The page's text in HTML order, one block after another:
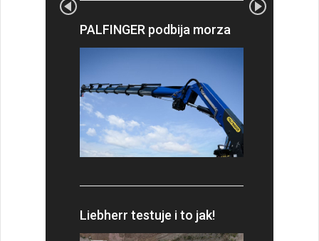
PALFINGER podbija morza
Liebherr testuje i to jak!